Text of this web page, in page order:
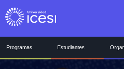
Programas Estudiantes